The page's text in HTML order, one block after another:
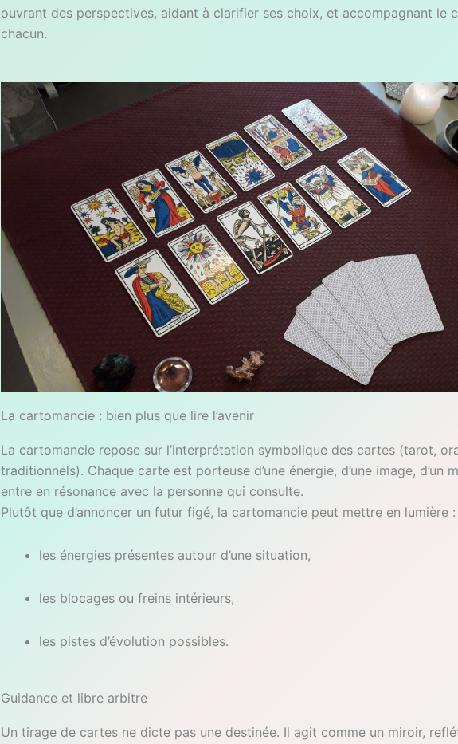
ouvrant des perspectives, aidant à clarifier ses choix, et accompagnant le
chacun.
La cartomancie : bien plus que lire l’avenir
La cartomancie repose sur l’interprétation symbolique des cartes (tarot,
traditionnels). Chaque carte est porteuse d’une énergie, d’une image, d’un
entre en résonance avec la personne qui consulte.
Plutôt que d’annoncer un futur figé, la cartomancie peut mettre en lumière :
les énergies présentes autour d’une situation,
les blocages ou freins intérieurs,
les pistes d’évolution possibles.
Guidance et libre arbitre
Un tirage de cartes ne dicte pas une destinée. Il agit comme un miroir,